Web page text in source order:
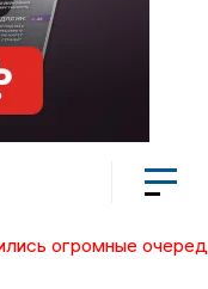
огромные